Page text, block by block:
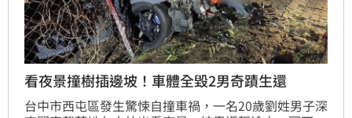
看夜景撞樹插邊坡！車體全毀2男奇蹟生還
台中市西屯區發生驚悚自撞車禍，一名20歲劉姓男子深